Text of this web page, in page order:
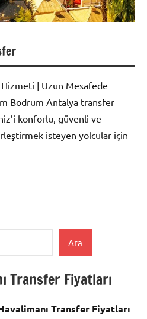
| Uzun Mesafede
Bodrum Antalya transfer
konforlu, güvenli ve
isteyen yolcular için
Ara
Transfer Fiyatları
Transfer Fiyatları